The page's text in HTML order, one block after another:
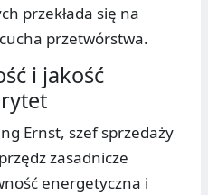
przekłada się na
przetwórstwa.
i jakość
Ernst, szef sprzedaży
zasadnicze
energetyczna i